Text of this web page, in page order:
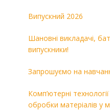
Випускний 2026
Шановні викладачі, батьки, любі студенти та інші
випускники!
Запрошуємо на
Комп’ютерні
обробки матеріалів у